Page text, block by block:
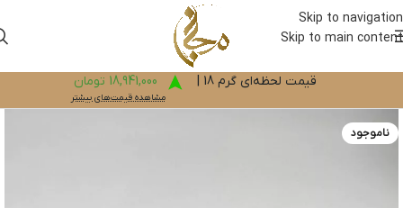
Skip to navigation
Skip to main content
قیمت لحظه‌ای گرم 18 | 18,941,000 تومان
مشاهده قیمت‌های بیشتر
ناموجود